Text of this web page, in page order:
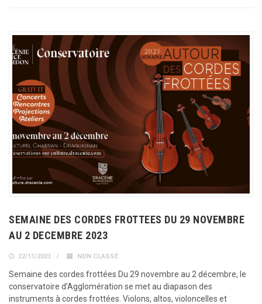
SEMAINE DES CORDES FROTTEES DU 29 NOVEMBRE
AU 2 DECEMBRE 2023
22/11/2023 NON CLASSÉ
Semaine des cordes frottées Du 29 novembre au 2 décembre, le
conservatoire d’Agglomération se met au diapason des
instruments à cordes frottées. Violons, altos, violoncelles et